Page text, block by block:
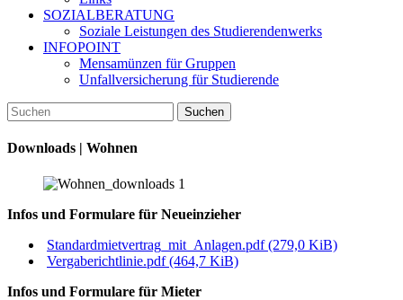
SOZIALBERATUNG
Soziale Leistungen des Studierendenwerks
INFOPOINT
Mensamünzen für Gruppen
Unfallversicherung für Studierende
Downloads | Wohnen
Infos und Formulare für Neueinzieher
Standardmietvertrag_mit_Anlagen.pdf(279,0 KiB)
Vergaberichtlinie.pdf(464,7 KiB)
Infos und Formulare für Mieter